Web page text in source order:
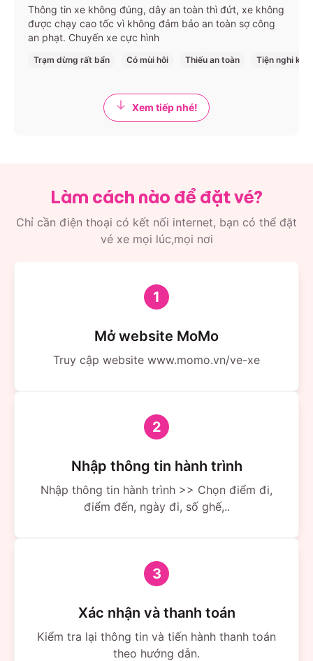
Thông tin xe không đúng, dây an toàn thì đứt, xe không
được chạy cao tốc vì không đảm bảo an toàn sợ công
an phạt. Chuyến xe cực hình
Trạm dừng rất bẩn Có mùi hôi Thiếu an toàn Tiện nghi kém
Xem tiếp nhé!
Làm cách nào để đặt vé?
Chỉ cần điện thoại có kết nối internet, bạn có thể đặt
vé xe mọi lúc,mọi nơi
1
Mở website MoMo
Truy cập website www.momo.vn/ve-xe
2
Nhập thông tin hành trình
Nhập thông tin hành trình >> Chọn điểm đi,
điểm đến, ngày đi, số ghế,..
3
Xác nhận và thanh toán
Kiểm tra lại thông tin và tiến hành thanh toán
theo hướng dẫn.